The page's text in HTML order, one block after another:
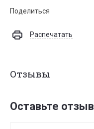
Поделиться
Распечатать
Отзывы
Оставьте отзыв